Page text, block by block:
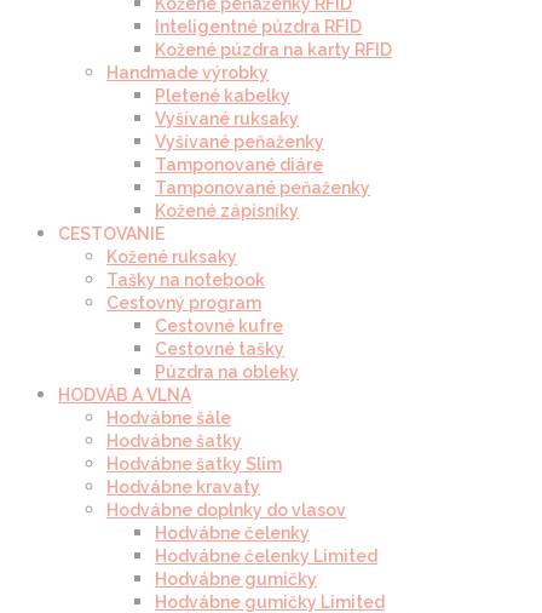
Inteligentné púzdra RFID
Kožené púzdra na karty RFID
Handmade výrobky
Pletené kabelky
Vyšívané ruksaky
Vyšívané peňaženky
Tamponované diáre
Tamponované peňaženky
Kožené zápisníky
CESTOVANIE
Kožené ruksaky
Tašky na notebook
Cestovný program
Cestovné kufre
Cestovné tašky
Púzdra na obleky
HODVÁB A VLNA
Hodvábne šále
Hodvábne šatky
Hodvábne šatky Slim
Hodvábne kravaty
Hodvábne doplnky do vlasov
Hodvábne čelenky
Hodvábne čelenky Limited
Hodvábne gumičky
Hodvábne gumičky Limited